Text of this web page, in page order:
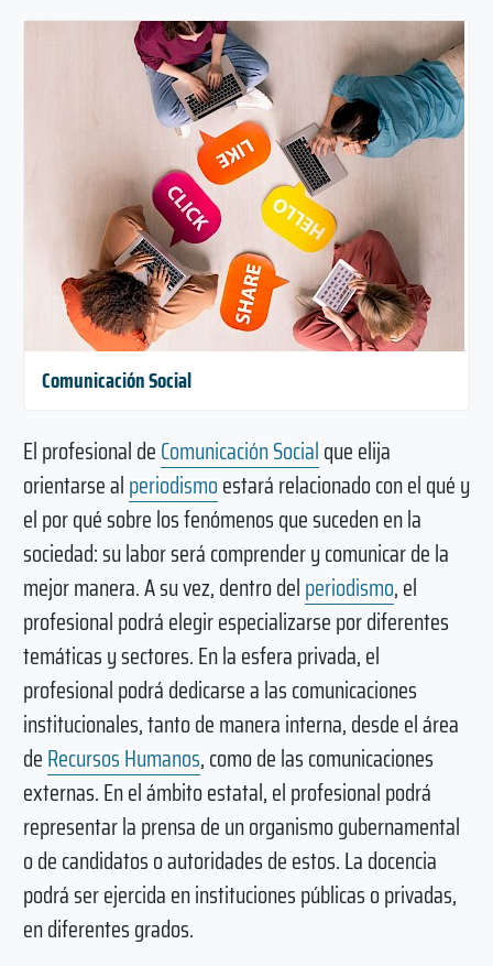
Comunicación Social
El profesional deComunicación Socialque elija
orientarse alperiodismoestará relacionado con el qué y
el por qué sobre los fenómenos que suceden en la
sociedad: su labor será comprender y comunicar de la
mejor manera. A su vez, dentro delperiodismo, el
profesional podrá elegir especializarse por diferentes
temáticas y sectores. En la esfera privada, el
profesional podrá dedicarse a las comunicaciones
institucionales, tanto de manera interna, desde el área
deRecursos Humanos, como de las comunicaciones
externas. En el ámbito estatal, el profesional podrá
representar la prensa de un organismo gubernamental
o de candidatos o autoridades de estos. La docencia
podrá ser ejercida en instituciones públicas o privadas,
en diferentes grados.